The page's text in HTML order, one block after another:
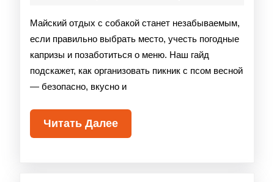
Майский отдых с собакой станет незабываемым,
если правильно выбрать место, учесть погодные
капризы и позаботиться о меню. Наш гайд
подскажет, как организовать пикник с псом весной
— безопасно, вкусно и
Читать Далее